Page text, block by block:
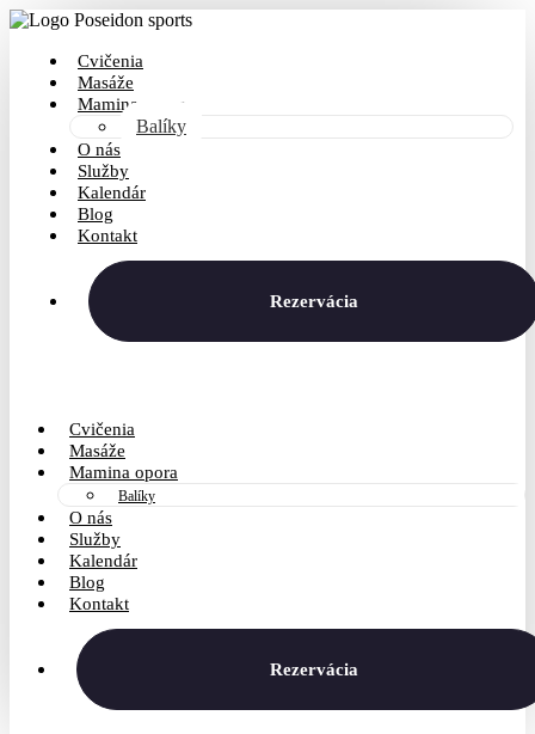
Cvičenia
Masáže
Mamina opora
Balíky
O nás
Služby
Kalendár
Blog
Kontakt
Rezervácia
Cvičenia
Masáže
Mamina opora
Balíky
O nás
Služby
Kalendár
Blog
Kontakt
Rezervácia